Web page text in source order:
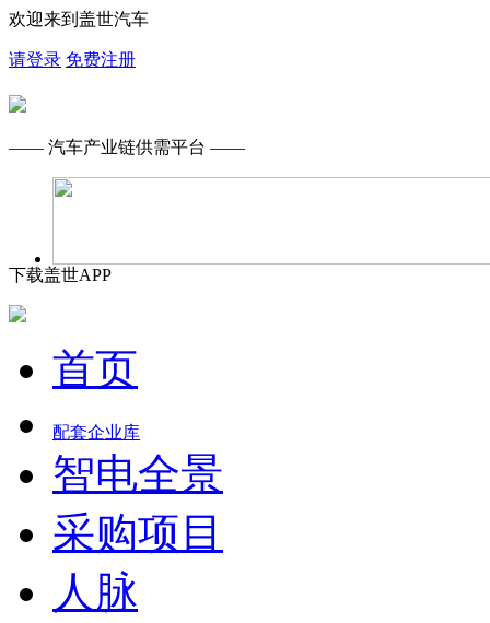
欢迎来到盖世汽车
请登录 免费注册
—— 汽车产业链供需平台 ——
下载盖世APP
首页
配套企业库
智电全景
采购项目
人脉